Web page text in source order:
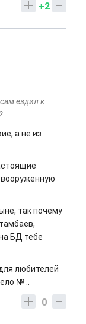
+2
ездил к
а не из
так почему
БД тебе
любителей
№ ..
0